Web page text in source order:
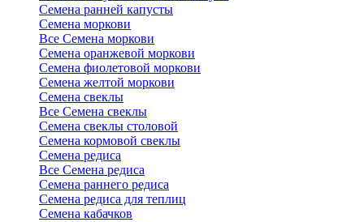
Семена ранней капусты
Семена моркови
Все Семена моркови
Семена оранжевой моркови
Семена фиолетовой моркови
Семена желтой моркови
Семена свеклы
Все Семена свеклы
Семена свеклы столовой
Семена кормовой свеклы
Семена редиса
Все Семена редиса
Семена раннего редиса
Семена редиса для теплиц
Семена кабачков